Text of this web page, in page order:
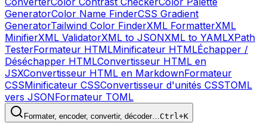
GeneratorColor Name FinderCSS Gradient
GeneratorTailwind Color FinderXML FormatterXML
MinifierXML ValidatorXML to JSONXML to YAMLXPath
TesterFormateur HTMLMinificateur HTMLÉchapper /
Déséchapper HTMLConvertisseur HTML en
JSXConvertisseur HTML en MarkdownFormateur
CSSMinificateur CSSConvertisseur d'unités CSSTOML
vers JSONFormateur TOML
Formater, encoder, convertir, décoder…Ctrl+K